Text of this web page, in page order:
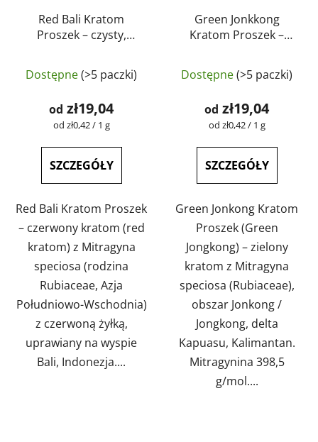
Red Bali Kratom
Proszek – czysty,
GreenGuru
ocena
produktu
wynosi
na
Dostępne(>5 paczki)
od zł19,04
Cena
od zł0,42 / 1 g
SZCZEGÓŁY
Red Bali Kratom Proszek
– czerwony kratom (red
kratom) z Mitragyna
speciosa (rodzina
Rubiaceae, Azja
Południowo-Wschodnia)
z czerwoną żyłką,
uprawiany na wyspie
Bali, Indonezja....
Green Jonkkong
Kratom Proszek –
laboratoryjnie |
ocena
produktu
wynosi
na
Dostępne(>5 paczki)
od zł19,04
Cena
od zł0,42 / 1 g
SZCZEGÓŁY
Green Jonkong Kratom
Proszek (Green
Jongkong) – zielony
kratom z Mitragyna
speciosa (Rubiaceae),
obszar Jonkong /
Jongkong, delta
Kapuasu, Kalimantan.
Mitragynina 398,5
g/mol....